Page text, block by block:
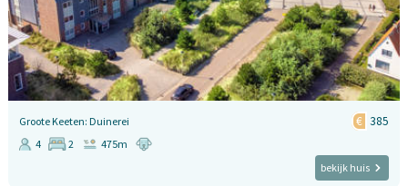
Groote Keeten: Duinerei 385
4 2
475m
bekijk huis